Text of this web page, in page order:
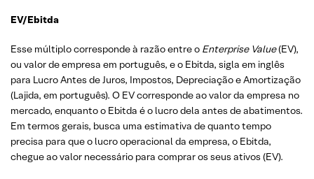
EV/Ebitda
Esse múltiplo corresponde à razão entre o Enterprise Value(EV),
ou valor de empresa em português, e o Ebitda, sigla em inglês
para Lucro Antes de Juros, Impostos, Depreciação e Amortização
(Lajida, em português). O EV corresponde ao valor da empresa no
mercado, enquanto o Ebitda é o lucro dela antes de abatimentos.
Em termos gerais, busca uma estimativa de quanto tempo
precisa para que o lucro operacional da empresa, o Ebitda,
chegue ao valor necessário para comprar os seus ativos (EV).